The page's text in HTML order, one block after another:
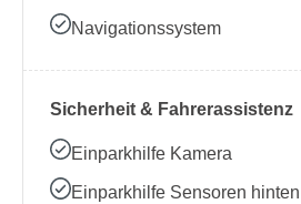
Navigationssystem
Sicherheit & Fahrerassistenz
Einparkhilfe Kamera
Einparkhilfe Sensoren hinten